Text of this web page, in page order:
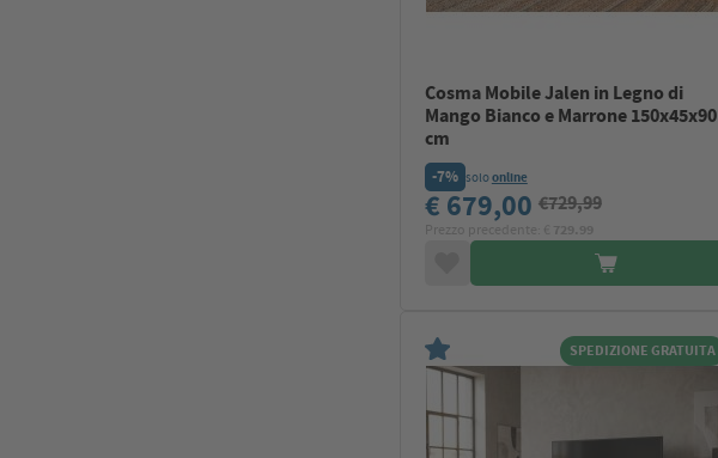
Cosma Mobile Jalen in Legno di
Mango Bianco e Marrone 150x45x90
cm
-7% soloonline
€ 679,00 €729,99
SPEDIZIONE GRATUITA